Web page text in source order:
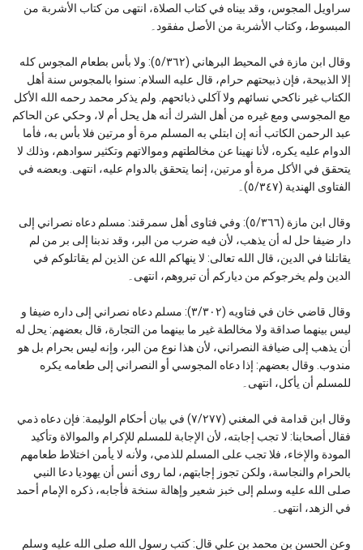
سراويل المجوس، وقد بيناه في كتاب الصلاة، انتهى من كتاب الأشربة من
المبسوط، وكتاب الأشربة من الأصل مفقود۔
وقال ابن مازة في المحيط البرهاني (٥/٣٦٢): ولا بأس بطعام المجوس كله
إلا الذبيحة، فإن ذبيحتهم حرام، قال عليه السلام: سنوا بالمجوس سنة أهل
الكتاب غير ناكحي نسائهم ولا آكلي ذبائحهم. ولم يذكر محمد رحمه الله الأكل
مع المجوسي ومع غيره من أهل الشرك أنه هل يحل أم لا، وحكي عن الحاكم
عبد الرحمن الكاتب أنه إن ابتلي به المسلم مرة أو مرتين فلا بأس به، فأما
الدوام عليه يكره، لأنا نهينا عن مخالطتهم وموالاتهم وتكثير سوادهم، وذلك لا
يتحقق في الأكل مرة أو مرتين، إنما يتحقق بالدوام عليه، انتهى. وبعضه في
الفتاوى الهندية (٥/٣٤٧)۔
وقال ابن مازة (٥/٣٦٦): وفي فتاوى أهل سمرقند: مسلم دعاه نصراني إلى
دار ضيفا حل له أن يذهب، لأن فيه ضرب من البر، وقد ندبنا إلى بر من لم
يقاتلنا في الدين، قال الله تعالى: لا ينهاكم الله عن الذين لم يقاتلوكم في
الدين ولم يخرجوكم من دياركم أن تبروهم، انتهى۔
وقال قاضي خان في فتاويه (٣/٣٠٢): مسلم دعاه نصراني إلى داره ضيفا و
ليس بينهما صداقة ولا مخالطة غير ما بينهما من التجارة، قال بعضهم: يحل له
أن يذهب إلى ضيافة النصراني، لأن هذا نوع من البر، وإنه ليس بحرام بل هو
مندوب. وقال بعضهم: إذا دعاه المجوسي أو النصراني إلى طعامه يكره
للمسلم أن يأكل، انتهى۔
وقال ابن قدامة في المغني (٧/٢٧٧) في بيان أحكام الوليمة: فإن دعاه ذمي
فقال أصحابنا: لا تجب إجابته، لأن الإجابة للمسلم للإكرام والموالاة وتأكيد
المودة والإخاء، فلا تجب على المسلم للذمي، ولأنه لا يأمن اختلاط طعامهم
بالحرام والنجاسة، ولكن تجوز إجابتهم، لما روى أنس أن يهوديا دعا النبي
صلى الله عليه وسلم إلى خبز شعير وإهالة سنخة فأجابه، ذكره الإمام أحمد
في الزهد، انتهى۔
وعن الحسن بن محمد بن علي قال: كتب رسول الله صلى الله عليه وسلم